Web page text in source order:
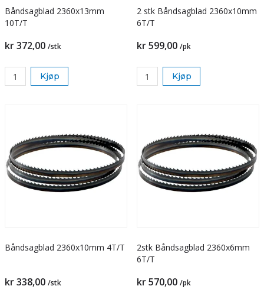
Båndsagblad 2360x13mm
10T/T
kr 372,00 /stk
Kjøp
2 stk Båndsagblad 2360x10mm
6T/T
kr 599,00 /pk
Kjøp
Båndsagblad 2360x10mm 4T/T
kr 338,00 /stk
2stk Båndsagblad 2360x6mm
6T/T
kr 570,00 /pk